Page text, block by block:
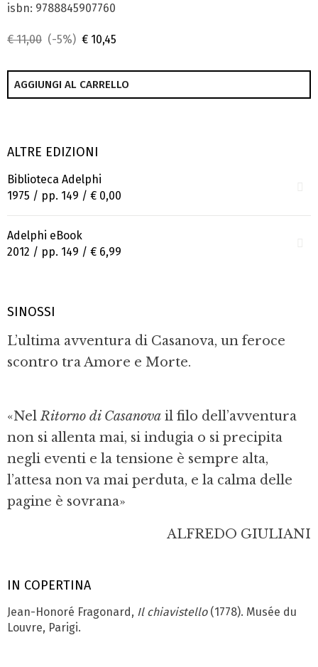
isbn: 9788845907760
€ 11,00 (-5%) € 10,45
AGGIUNGI AL CARRELLO
IN COPERTINA
Jean-Honoré Fragonard, Il chiavistello(1778). Musée du
Louvre, Parigi.
ALTRE EDIZIONI
Biblioteca Adelphi
1975 / pp. 149 / € 0,00
Adelphi eBook
2012 / pp. 149 / € 6,99
SINOSSI
L’ultima avventura di Casanova, un feroce
scontro tra Amore e Morte.
«NelRitorno di Casanova il filo dell’avventura
non si allenta mai, si indugia o si precipita
negli eventi e la tensione è sempre alta,
l’attesa non va mai perduta, e la calma delle
pagine è sovrana»
ALFREDO GIULIANI